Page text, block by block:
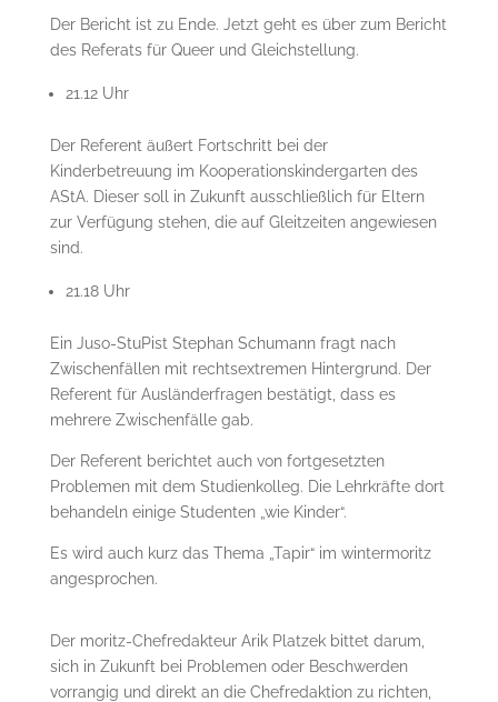
Der Bericht ist zu Ende. Jetzt geht es über zum Bericht
des Referats für Queer und Gleichstellung.
21.12 Uhr
Der Referent äußert Fortschritt bei der
Kinderbetreuung im Kooperationskindergarten des
AStA. Dieser soll in Zukunft ausschließlich für Eltern
zur Verfügung stehen, die auf Gleitzeiten angewiesen
sind.
21.18 Uhr
Ein Juso-StuPist Stephan Schumann fragt nach
Zwischenfällen mit rechtsextremen Hintergrund. Der
Referent für Ausländerfragen bestätigt, dass es
mehrere Zwischenfälle gab.
Der Referent berichtet auch von fortgesetzten
Problemen mit dem Studienkolleg. Die Lehrkräfte dort
behandeln einige Studenten „wie Kinder“.
Es wird auch kurz das Thema „Tapir“ im wintermoritz
angesprochen.
Der moritz-Chefredakteur Arik Platzek bittet darum,
sich in Zukunft bei Problemen oder Beschwerden
vorrangig und direkt an die Chefredaktion zu richten,